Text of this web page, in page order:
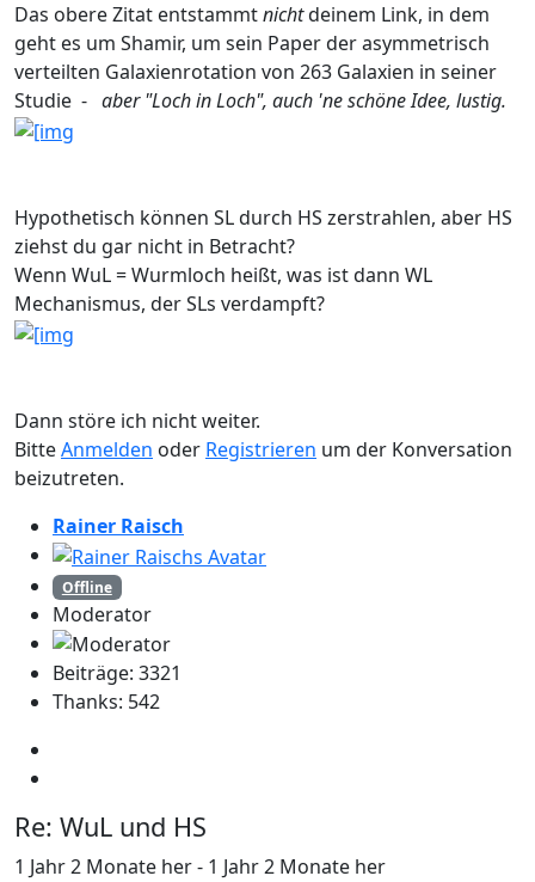
Das obere Zitat entstammtnichtdeinem Link, in dem
geht es um Shamir, um sein Paper der asymmetrisch
verteilten Galaxienrotation von 263 Galaxien in seiner
Studie - aber "Loch in Loch", auch 'ne schöne Idee, lustig.
Hypothetisch können SL durch HS zerstrahlen, aber HS
ziehst du gar nicht in Betracht?
Wenn WuL = Wurmloch heißt, was ist dann WL
Mechanismus, der SLs verdampft?
Dann störe ich nicht weiter.
BitteAnmelden oder Registrieren um der Konversation
beizutreten.
Rainer Raisch
Offline
Moderator
Beiträge: 3321
Thanks: 542
Re: WuL und HS
1 Jahr 2 Monate her- 1 Jahr 2 Monate her